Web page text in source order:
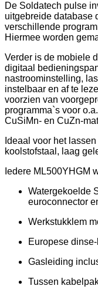
De Soldatech pulse
uitgebreide database
verschillende
Hiermee worden
Verder is de mobiele
digitaal
nastroominstelling,
instelbaar en af te
voorzien van
programma`s voor
CuSiMn- en CuZn-
Ideaal voor het
koolstofstaal, laag
Iedere ML500YHGM
Watergekoelde
euroconnector
Werkstukklem
Europese
Gasleiding
Tussen